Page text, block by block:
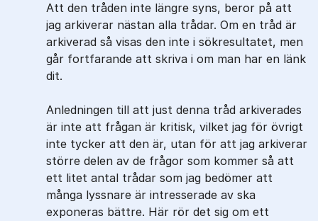
Att den tråden inte längre syns, beror på att
jag arkiverar nästan alla trådar. Om en tråd är
arkiverad så visas den inte i sökresultatet, men
går fortfarande att skriva i om man har en länk
dit.
Anledningen till att just denna tråd arkiverades
är inte att frågan är kritisk, vilket jag för övrigt
inte tycker att den är, utan för att jag arkiverar
större delen av de frågor som kommer så att
ett litet antal trådar som jag bedömer att
många lyssnare är intresserade av ska
exponeras bättre. Här rör det sig om ett